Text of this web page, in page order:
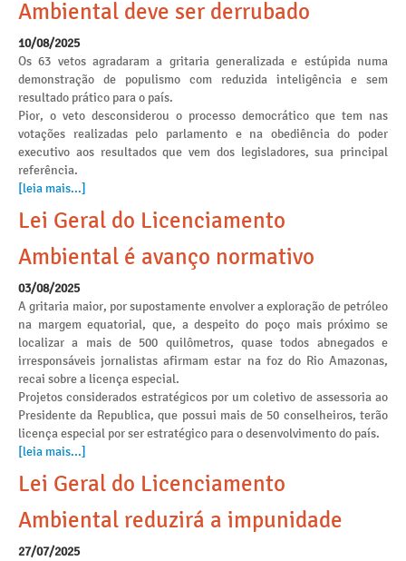
Ambiental deve ser derrubado
10/08/2025
Os 63 vetos agradaram a gritaria generalizada e estúpida numa
demonstração de populismo com reduzida inteligência e sem
resultado prático para o país.
Pior, o veto desconsiderou o processo democrático que tem nas
votações realizadas pelo parlamento e na obediência do poder
executivo aos resultados que vem dos legisladores, sua principal
referência.
[leia mais...]
Lei Geral do Licenciamento
Ambiental é avanço normativo
03/08/2025
A gritaria maior, por supostamente envolver a exploração de petróleo
na margem equatorial, que, a despeito do poço mais próximo se
localizar a mais de 500 quilômetros, quase todos abnegados e
irresponsáveis jornalistas afirmam estar na foz do Rio Amazonas,
recai sobre a licença especial.
Projetos considerados estratégicos por um coletivo de assessoria ao
Presidente da Republica, que possui mais de 50 conselheiros, terão
licença especial por ser estratégico para o desenvolvimento do país.
[leia mais...]
Lei Geral do Licenciamento
Ambiental reduzirá a impunidade
27/07/2025